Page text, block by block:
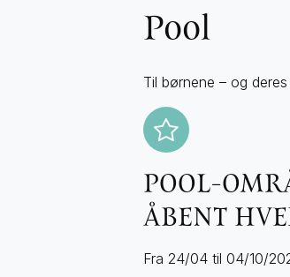
Pool
Til børnene – og
POOL-
ÅBENT
Fra 24/04 til 04/10/